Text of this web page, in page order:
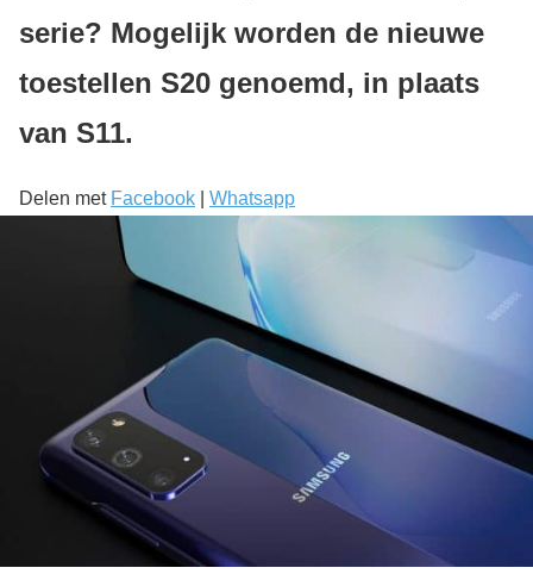
serie? Mogelijk worden de nieuwe
toestellen S20 genoemd, in plaats
van S11.
Delen met Facebook Whatsapp